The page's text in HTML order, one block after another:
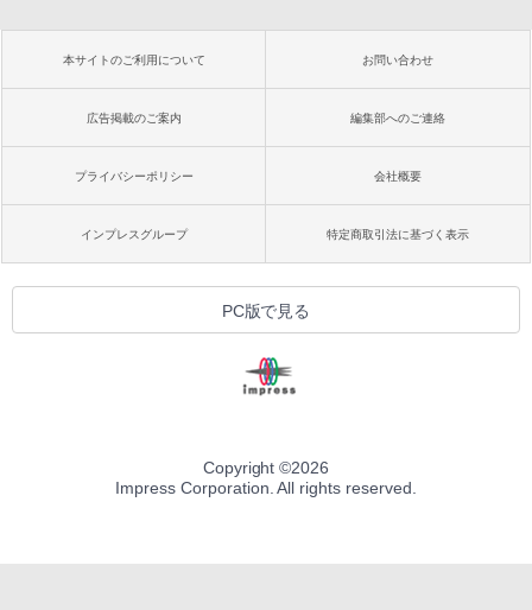
本サイトのご利用について お問い合わせ
広告掲載のご案内 編集部へのご連絡
プライバシーポリシー 会社概要
インプレスグループ 特定商取引法に基づく表示
PC版で見る
Copyright ©2026
Impress Corporation. All rights reserved.